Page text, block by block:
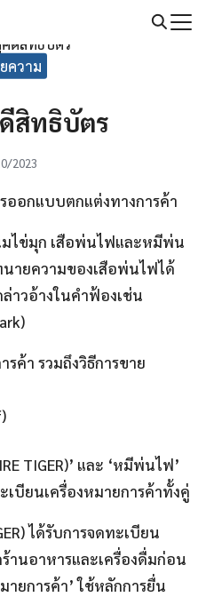
ความ
สิทธิบัตร
2023
ออกแบบตกแต่งทางการค้า
ไข่มุก เสือพ่นไฟและหมีพ่น
ายความของเสือพ่นไฟได้
าวอ้างในคำฟ้องเช่น
ค้า รวมถึงวิธีการขาย
TIGER)’ และ ‘หมีพ่นไฟ’
บียนเครื่องหมายการค้าทั้งคู่
ได้รับการจดทะเบียน
านอาหารและเครื่องดื่มก่อน
ายการค้า’ ใช้หลักการยื่น